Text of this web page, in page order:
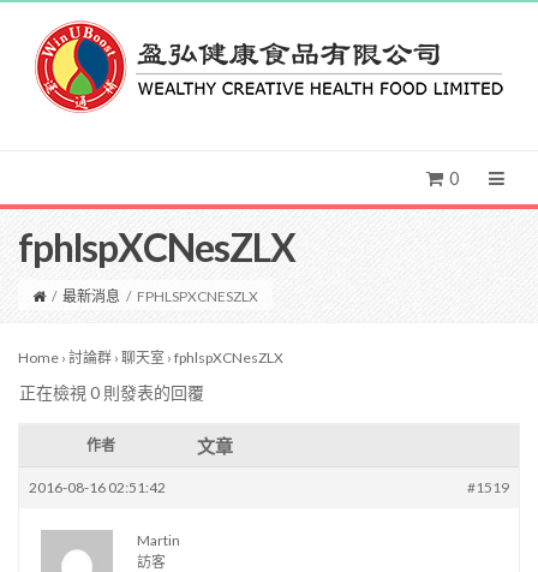
0
fphlspXCNesZLX
/ 最新消息 / FPHLSPXCNESZLX
Home › 討論群 › 聊天室 › fphlspXCNesZLX
正在檢視 0 則發表的回覆
作者 文章
2016-08-16 02:51:42 #1519
Martin
訪客